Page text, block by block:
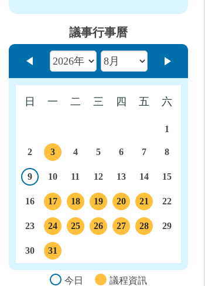
議事行事曆
上個月
日 一 二 三 四 五 六
1
2
3
4 5 6 7 8
9
10 11 12 13 14 15
16
17
議程
18
議程
19
議程
20
議程
21
議程
22
23
24
議程
25
26
27
28
29
30
31
今日
議程資訊